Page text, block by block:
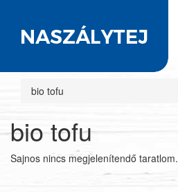
bio tofu
bio tofu
Sajnos nincs megjelenítendő taratlom.